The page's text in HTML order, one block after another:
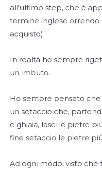
all’ultimo step, che è
termine inglese orrendo
acquisto).
In realtà ho sempre
un imbuto.
Ho sempre pensato che
un setaccio che,
e ghiaia, lasci le pietre
fine setaccio le pietre
Ad ogni modo, visto che